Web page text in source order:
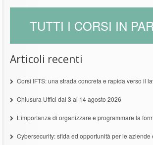
TUTTI I CORSI IN
Articoli recenti
Corsi IFTS: una strada concreta e rapida verso il
Chiusura Uffici dal 3 al 14 agosto 2026
L’importanza di organizzare e programmare la
Cybersecurity: sfida ed opportunità per le aziende